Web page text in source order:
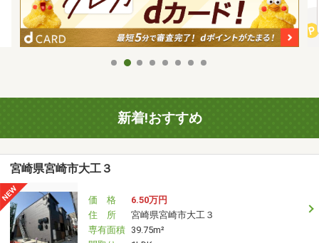
新着!おすすめ
宮崎県宮崎市大工３
価 格
6.50万円
住 所
宮崎県宮崎市大工３
専有面積 39.75m²